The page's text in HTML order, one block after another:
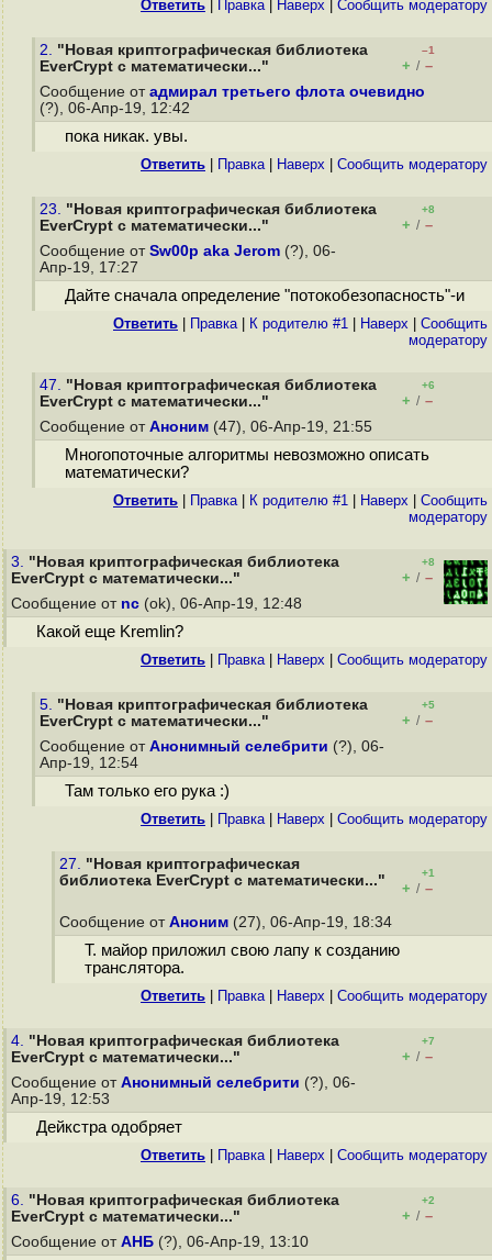
Ответить Правка| Наверх Cообщить модератору
2. "Новая криптографическая библиотека
EverCrypt с математически..."
–1
+ / –
Сообщение от адмирал третьего флота очевидно
(?), 06-Апр-19, 12:42
пока никак. увы.
Ответить Правка| Наверх Cообщить модератору
23. "Новая криптографическая библиотека
EverCrypt с математически..."
+8
+ / –
Сообщение от Sw00p aka Jerom (?), 06-
Апр-19, 17:27
Дайте сначала определение "потокобезопасность"-и
Ответить Правка| К родителю #1 Наверх
Cообщить
модератору
47. "Новая криптографическая библиотека
EverCrypt с математически..."
+6
+ / –
Сообщение от Аноним (47), 06-Апр-19, 21:55
Многопоточные алгоритмы невозможно описать
математически?
Ответить Правка| К родителю #1 Наверх
Cообщить
модератору
3. "Новая криптографическая библиотека
EverCrypt с математически..."
+8
+ / –
Сообщение от nc (ok), 06-Апр-19, 12:48
Какой еще Kremlin?
Ответить Правка| Наверх Cообщить модератору
5. "Новая криптографическая библиотека
EverCrypt с математически..."
+5
+ / –
Сообщение от Анонимный селебрити (?), 06-
Апр-19, 12:54
Там только его рука :)
Ответить Правка| Наверх Cообщить модератору
27. "Новая криптографическая
библиотека EverCrypt с математически..."
+1
+ / –
Сообщение от Аноним (27), 06-Апр-19, 18:34
Т. майор приложил свою лапу к созданию
транслятора.
Ответить Правка| Наверх Cообщить модератору
4. "Новая криптографическая библиотека
EverCrypt с математически..."
+7
+ / –
Сообщение от Анонимный селебрити (?), 06-
Апр-19, 12:53
Дейкстра одобряет
Ответить Правка| Наверх Cообщить модератору
6. "Новая криптографическая библиотека
EverCrypt с математически..."
+2
+ / –
Сообщение от АНБ (?), 06-Апр-19, 13:10